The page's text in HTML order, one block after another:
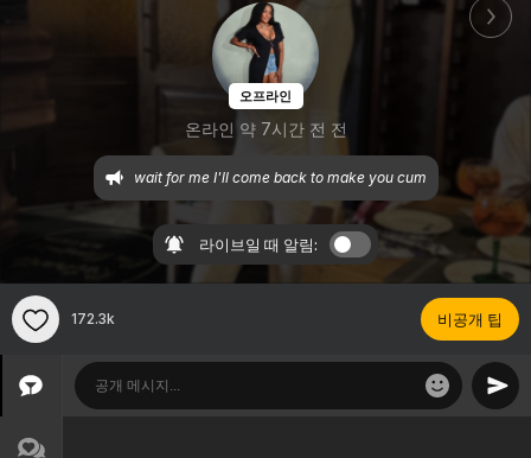
오프라인
온라인 약 7시간 전 전
wait for me I'll come back to make you cum
라이브일 때 알림:
172.3k 비공개 팁